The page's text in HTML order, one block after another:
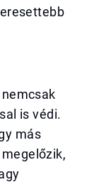
is védi.
más